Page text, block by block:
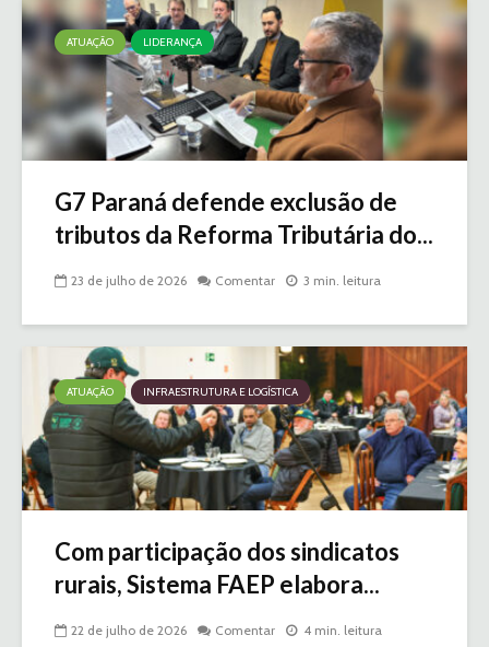
ATUAÇÃO LIDERANÇA
G7 Paraná defende exclusão de
tributos da Reforma Tributária do...
23 de julho de 2026 Comentar 3 min. leitura
ATUAÇÃO INFRAESTRUTURA E LOGÍSTICA
Com participação dos sindicatos
rurais, Sistema FAEP elabora...
22 de julho de 2026 Comentar 4 min. leitura